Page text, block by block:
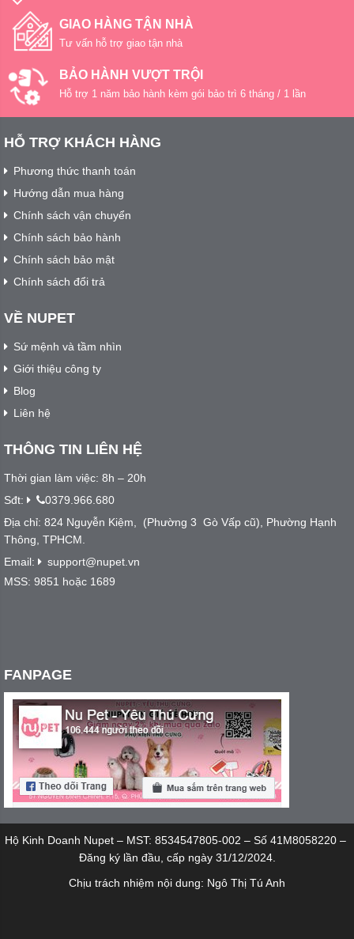
GIAO HÀNG TẬN NHÀ
Tư vấn hỗ trợ giao tận nhà
BẢO HÀNH VƯỢT TRỘI
Hỗ trợ 1 năm bảo hành kèm gói bảo trì 6 tháng / 1 lần
HỖ TRỢ KHÁCH HÀNG
Phương thức thanh toán
Hướng dẫn mua hàng
Chính sách vận chuyển
Chính sách bảo hành
Chính sách bảo mật
Chính sách đổi trả
VỀ NUPET
Sứ mệnh và tầm nhìn
Giới thiệu công ty
Blog
Liên hệ
THÔNG TIN LIÊN HỆ
Thời gian làm việc: 8h – 20h
Sđt:
0379.966.680
Địa chỉ: 824 Nguyễn Kiệm, (Phường 3 Gò Vấp cũ), Phường Hạnh
Thông, TPHCM.
Email:
support@nupet.vn
MSS: 9851 hoặc 1689
FANPAGE
Hộ Kinh Doanh Nupet – MST: 8534547805-002 – Số 41M8058220 –
Đăng ký lần đầu, cấp ngày 31/12/2024.
Chịu trách nhiệm nội dung: Ngô Thị Tú Anh